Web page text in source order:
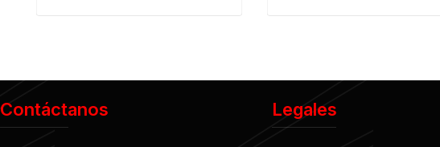
Contáctanos Legales